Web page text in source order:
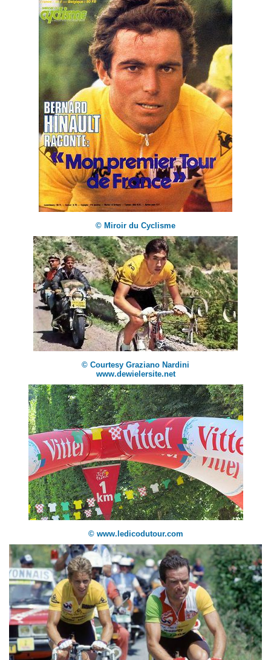
© Miroir du Cyclisme
© Courtesy Graziano Nardini
www.dewielersite.net
© www.ledicodutour.com